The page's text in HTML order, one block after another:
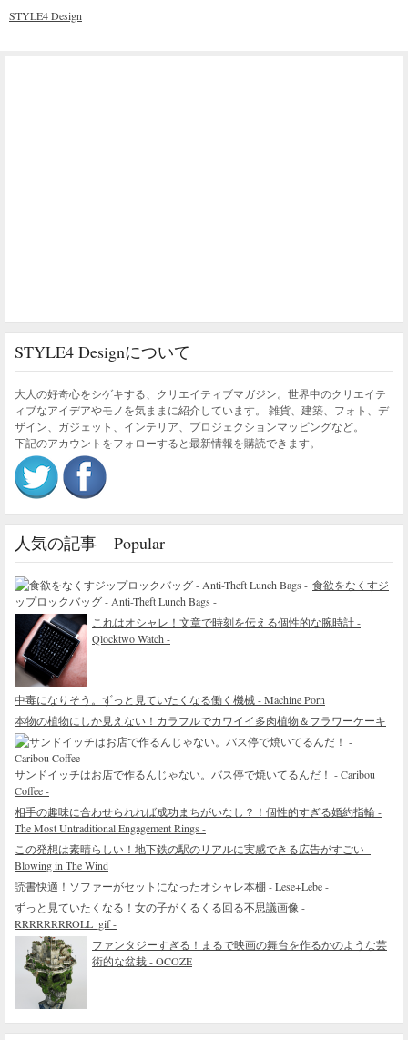
STYLE4 Design
STYLE4 Designについて
大人の好奇心をシゲキする、クリエイティブマガジン。世界中のクリエイテ
ィブなアイデアやモノを気ままに紹介しています。 雑貨、建築、フォト、デ
ザイン、ガジェット、インテリア、プロジェクションマッピングなど。
下記のアカウントをフォローすると最新情報を購読できます。
人気の記事 – Popular
食欲をなくすジ
ップロックバッグ - Anti-Theft Lunch Bags -
これはオシャレ！文章で時刻を伝える個性的な腕時計 -
Qlocktwo Watch -
中毒になりそう。ずっと見ていたくなる働く機械 - Machine Porn
本物の植物にしか見えない！カラフルでカワイイ多肉植物＆フラワーケーキ
サンドイッチはお店で作るんじゃない。バス停で焼いてるんだ！ - Caribou
Coffee -
相手の趣味に合わせられれば成功まちがいなし？！個性的すぎる婚約指輪 -
The Most Untraditional Engagement Rings -
この発想は素晴らしい！地下鉄の駅のリアルに実感できる広告がすごい -
Blowing in The Wind
読書快適！ソファーがセットになったオシャレ本棚 - Lese+Lebe -
ずっと見ていたくなる！女の子がくるくる回る不思議画像 -
RRRRRRRROLL_gif -
ファンタジーすぎる！まるで映画の舞台を作るかのような芸
術的な盆栽 - OCOZE